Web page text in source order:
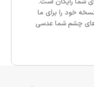
خود را برای ما
های چشم شما عدسی